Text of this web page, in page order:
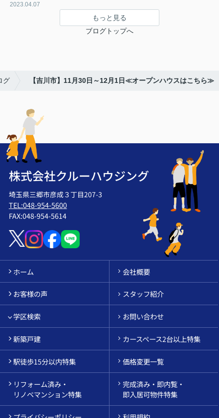
2023.04.07
もっと見る
ブログトップへ
グ 【吉川市】11月30日～12月1日≪オープンハウスはこちら≫
株式会社クルーハウジング
埼玉県三郷市彦成３丁目207-3
TEL:048-954-5600
FAX:048-954-5614
ホーム 会社概要
お客様の声 スタッフ紹介
学区検索 お問い合わせ
新築戸建 カースペース2台以上特集
駅徒歩15分以内特集 価格変更一覧
リフォーム済み・
リノベマンション特集
完成済み・即内覧・
即入居可物件特集